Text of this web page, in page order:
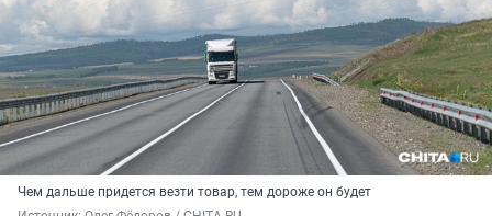
Чем дальше придется везти товар, тем дороже он будет